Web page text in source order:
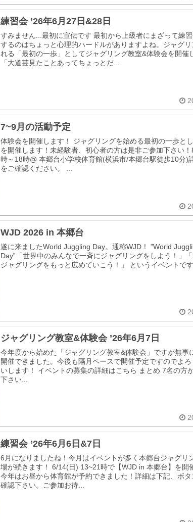
練習会 ’26年6月27日&28日
すみません...最初に宣伝です 最初から上級者にまざって練
するのはちょっと心理的ハードルがありますよね。ジャグ
れる「最初の一歩」としてジャグリング教室&体験会を開催
「大道芸見たことあってちょっとだ...
7~9月の活動予定
体験会を開催します！ ジャグリングを始める最初の一歩と
を開催します！未経験者、初心者の方は是非ご参加下さい
時～18時@ 本郷台小学校体育館(横浜市/本郷台駅徒歩10分)
をご確認ください。 ...
WJD 2026 in 本郷台
遂に来ましたWorld Juggling Day。通称WJD！ ”World
Day”「世界中のみんなで一斉にジャグリングをしよう！」「
ジャグリングをもっと広めていこう！」 というイベントで
ジャグリング教室&体験会 ’26年6月7日
今年度から始めた「ジャグリング教室&体験会」ですが無事
開催できました。今後も隔月ペースで開催予定ですのでよ
いします！ イベントの募集の詳細はこちら まとめ 7名の方
下さい...
練習会 ’26年6月6日&7日
6月になりましたね！今月はイベントが多く本郷台ジャグリ
場が続きます！ 6/14(日) 13~21時で【WJD in 本郷台】を開
今年はお昼から体育館が予約できました！詳細は下記、ボ
確認下さい。ご参加お待...